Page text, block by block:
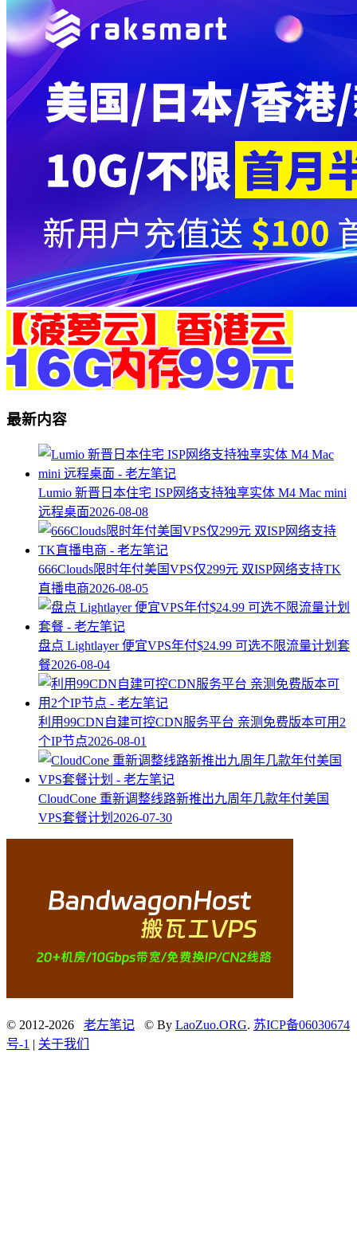
最新内容
Lumio 新晋日本住宅 ISP网络支持独享实体 M4 Mac mini
远程桌面2026-08-08
666Clouds限时年付美国VPS仅299元 双ISP网络支持TK
直播电商2026-08-05
盘点 Lightlayer 便宜VPS年付$24.99 可选不限流量计划套
餐2026-08-04
利用99CDN自建可控CDN服务平台 亲测免费版本可用2
个IP节点2026-08-01
CloudCone 重新调整线路新推出九周年几款年付美国
VPS套餐计划 2026-07-30
© 2012-2026 老左笔记 © By LaoZuo.ORG. 苏ICP备06030674
号-1 | 关于我们